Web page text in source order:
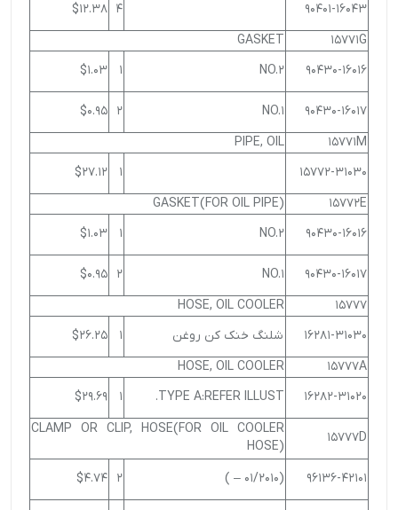
90401-16043
4
$12.38
15771G
GASKET
90430-16016
NO.2
1
$1.03
90430-16017
NO.1
2
$0.95
15771M
PIPE, OIL
15772-31030
1
$27.12
15772E
GASKET(FOR OIL PIPE)
90430-16016
NO.2
1
$1.03
90430-16017
NO.1
2
$0.95
15777
HOSE, OIL COOLER
16281-31030
شلنگ خنک کن روغن 1
$26.25
15777A
HOSE, OIL COOLER
16282-31020
TYPE A:REFER ILLUST.
1
$29.69
15777D
CLAMP OR CLIP, HOSE(FOR OIL COOLER
HOSE)
96136-42101
(01/2010 – )
2
$4.74